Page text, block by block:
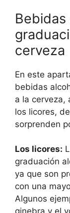
cerveza
En este
bebidas
a la cerveza,
los licores,
sorprenden
Los licores:
graduación
ya que son
con una
Algunos
ginebra y el